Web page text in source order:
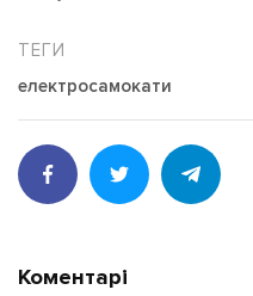
електросамокати
Коментарі